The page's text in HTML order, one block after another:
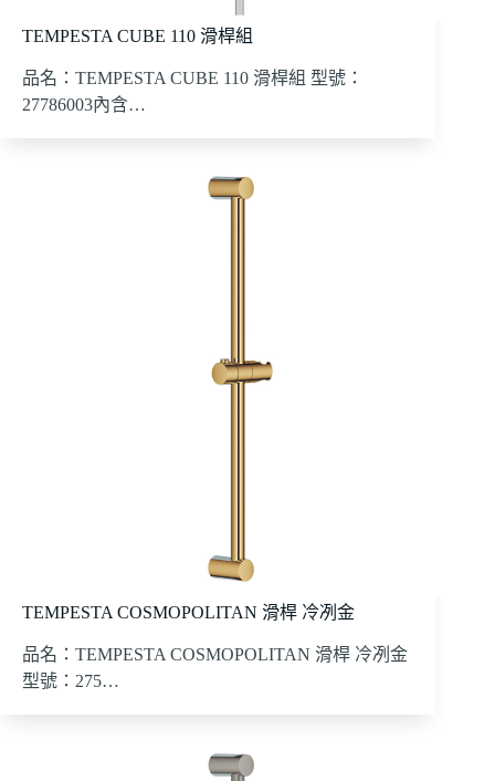
TEMPESTA CUBE 110 滑桿組
品名：TEMPESTA CUBE 110 滑桿組 型號：
27786003內含…
TEMPESTA COSMOPOLITAN 滑桿 冷冽金
品名：TEMPESTA COSMOPOLITAN 滑桿 冷冽金
型號：275…